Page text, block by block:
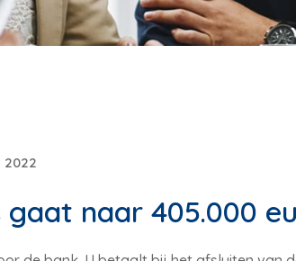
2022
gaat naar 405.000